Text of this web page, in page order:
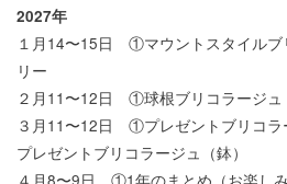
2027年
１月14〜15日 ①マウントスタイル
リー
２月11〜12日 ①球根ブリコラージ
３月11〜12日 ①プレゼントブリコ
プレゼントブリコラージュ（鉢）
４月8〜9日 ①1年のまとめ（お楽し